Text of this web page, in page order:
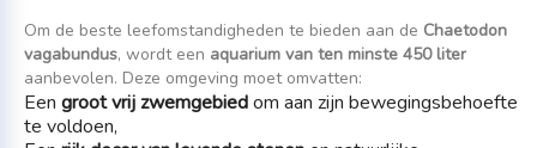
Om de beste leefomstandigheden te bieden aan de Chaetodon
vagabundus, wordt een aquarium van ten minste 450 liter
aanbevolen. Deze omgeving moet omvatten:
Een groot vrij zwemgebiedom aan zijn bewegingsbehoefte
te voldoen,